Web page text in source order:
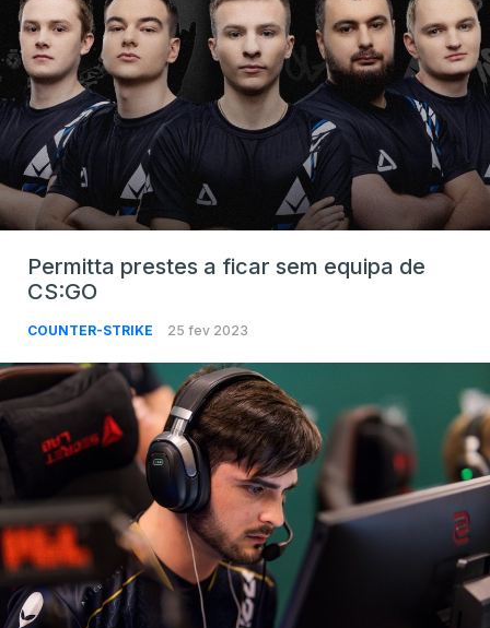
Permitta prestes a ficar sem equipa de
CS:GO
COUNTER-STRIKE 25 fev 2023